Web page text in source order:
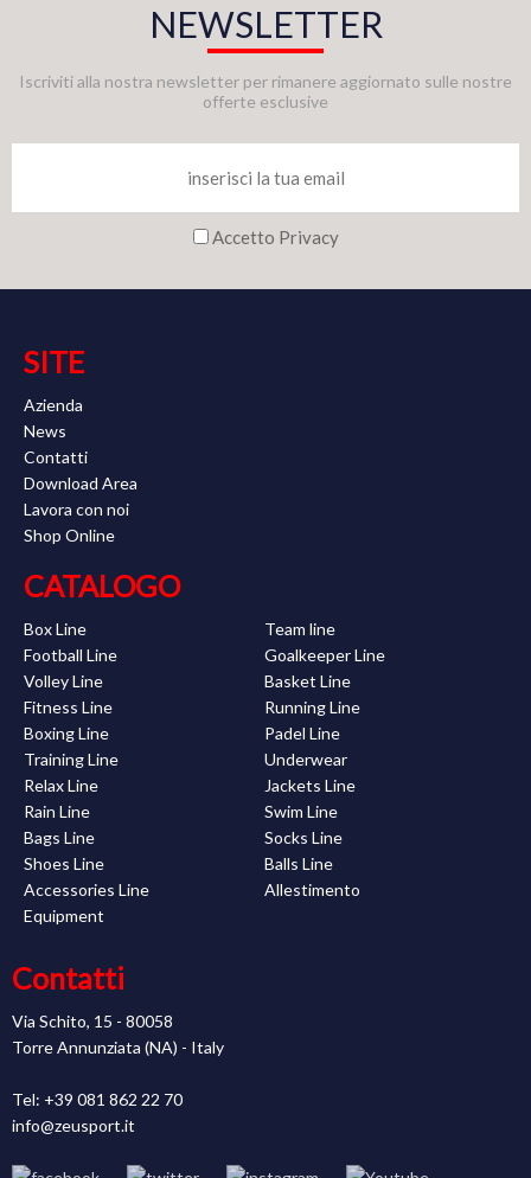
NEWSLETTER
Iscriviti alla nostra newsletter per rimanere aggiornato sulle nostre
offerte esclusive
Accetto Privacy
SITE
Azienda
News
Contatti
Download Area
Lavora con noi
Shop Online
CATALOGO
Box Line
Team line
Football Line
Goalkeeper Line
Volley Line
Basket Line
Fitness Line
Running Line
Boxing Line
Padel Line
Training Line
Underwear
Relax Line
Jackets Line
Rain Line
Swim Line
Bags Line
Socks Line
Shoes Line
Balls Line
Accessories Line
Allestimento
Equipment
Contatti
Via Schito, 15 - 80058
Torre Annunziata (NA) - Italy
Tel: +39 081 862 22 70
info@zeusport.it